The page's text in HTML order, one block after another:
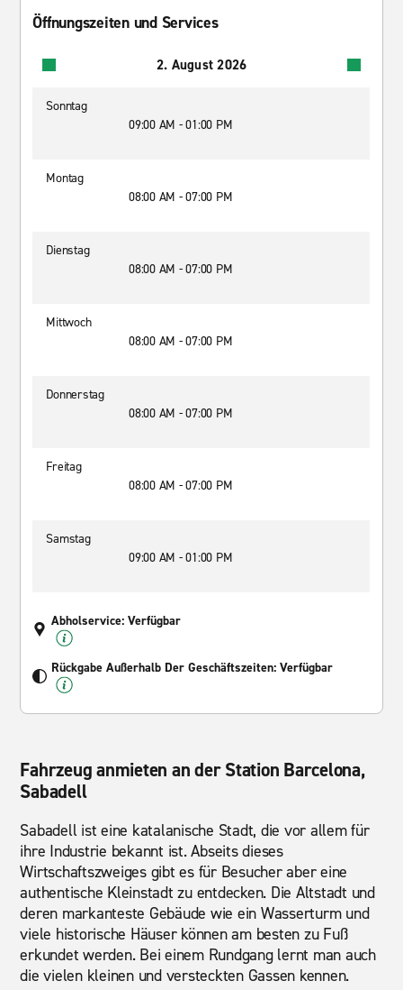
Öffnungszeiten und Services
2. August 2026
Sonntag
09:00 AM - 01:00 PM
Montag
08:00 AM - 07:00 PM
Dienstag
08:00 AM - 07:00 PM
Mittwoch
08:00 AM - 07:00 PM
Donnerstag
08:00 AM - 07:00 PM
Freitag
08:00 AM - 07:00 PM
Samstag
09:00 AM - 01:00 PM
Abholservice: Verfügbar
Rückgabe Außerhalb Der Geschäftszeiten: Verfügbar
Fahrzeug anmieten an der Station Barcelona,
Sabadell
Sabadell ist eine katalanische Stadt, die vor allem für
ihre Industrie bekannt ist. Abseits dieses
Wirtschaftszweiges gibt es für Besucher aber eine
authentische Kleinstadt zu entdecken. Die Altstadt und
deren markanteste Gebäude wie ein Wasserturm und
viele historische Häuser können am besten zu Fuß
erkundet werden. Bei einem Rundgang lernt man auch
die vielen kleinen und versteckten Gassen kennen.